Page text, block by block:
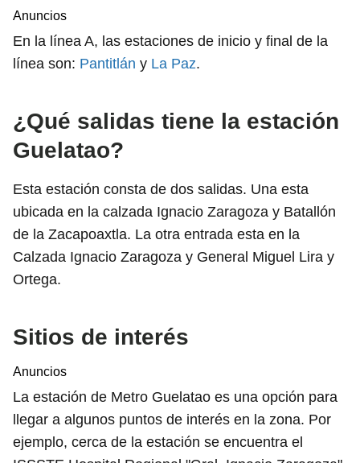
Anuncios
En la línea A, las estaciones de inicio y final de la
línea son: Pantitlán y La Paz.
¿Qué salidas tiene la estación
Guelatao?
Esta estación consta de dos salidas. Una esta
ubicada en la calzada Ignacio Zaragoza y Batallón
de la Zacapoaxtla. La otra entrada esta en la
Calzada Ignacio Zaragoza y General Miguel Lira y
Ortega.
Sitios de interés
Anuncios
La estación de Metro Guelatao es una opción para
llegar a algunos puntos de interés en la zona. Por
ejemplo, cerca de la estación se encuentra el